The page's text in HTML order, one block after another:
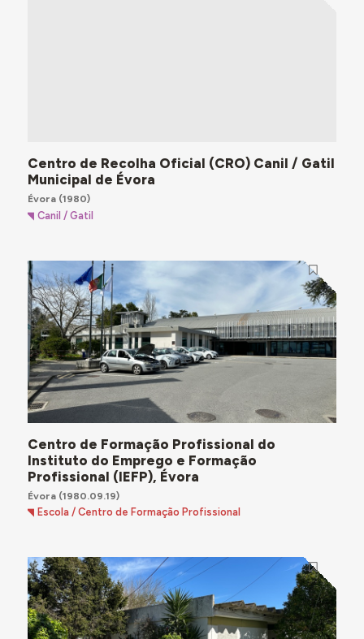
Centro de Recolha Oficial (CRO) Canil / Gatil
Municipal de Évora
Évora(1980)
Canil / Gatil
Centro de Formação Profissional do
Instituto do Emprego e Formação
Profissional (IEFP), Évora
Évora(1980.09.19)
Escola / Centro de Formação Profissional